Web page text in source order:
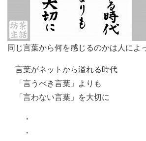
同じ言葉から何を感じるのかは人によ
言葉がネットから溢れる時代
「言うべき言葉」よりも
「言わない言葉」を大切に
・
・